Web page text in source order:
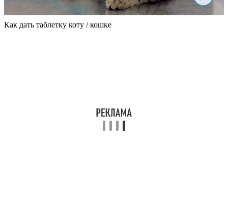
Как дать таблетку коту / кошке